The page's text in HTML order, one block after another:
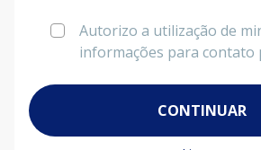
Autorizo a utilização de
informações para
CONTINUAR